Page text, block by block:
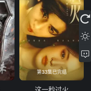
第33集已完结